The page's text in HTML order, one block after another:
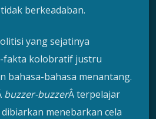
berkeadaban.
yang sejatinya
fakta kolobratif justru
bahasa-bahasa menantang.
buzzer-buzzerÂ terpelajar
menebarkan cela